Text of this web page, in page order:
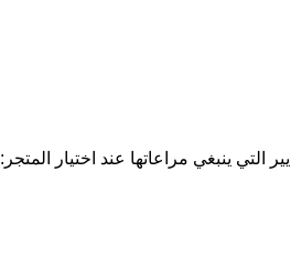
ينبغي مراعاتها عند اختيار المتجر: